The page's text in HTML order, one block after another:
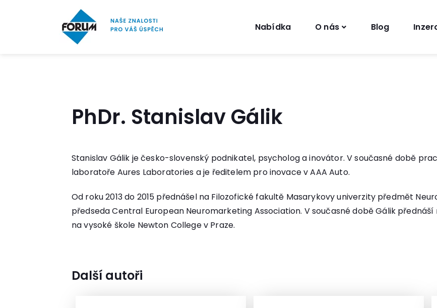
Nabídka O nás Blog
PhDr. Stanislav Gálik
Stanislav Gálik je česko-slovenský podnikatel, psycholog a inovátor. V současné době
laboratoře Aures Laboratories a je ředitelem pro inovace v AAA Auto.
Od roku 2013 do 2015 přednášel na Filozofické fakultě Masarykovy univerzity předmět
předseda Central European Neuromarketing Association. V současné době Gálik
na vysoké škole Newton College v Praze.
Další autoři